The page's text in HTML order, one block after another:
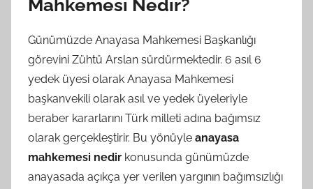
Mahkemesi Nedir?
Günümüzde Anayasa Mahkemesi Başkanlığı
görevini Zühtü Arslan sürdürmektedir. 6 asıl 6
yedek üyesi olarak Anayasa Mahkemesi
başkanvekili olarak asıl ve yedek üyeleriyle
beraber kararlarını Türk milleti adına bağımsız
olarak gerçekleştirir. Bu yönüyle anayasa
mahkemesi nedir konusunda günümüzde
anayasada açıkça yer verilen yargının bağımsızlığı